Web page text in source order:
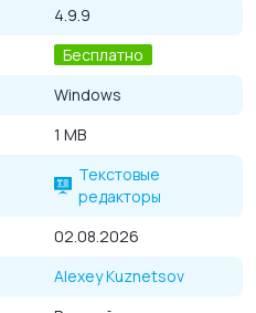
4.9.9
Бесплатно
Windows
1 MB
Текстовые
редакторы
02.08.2026
Alexey Kuznetsov